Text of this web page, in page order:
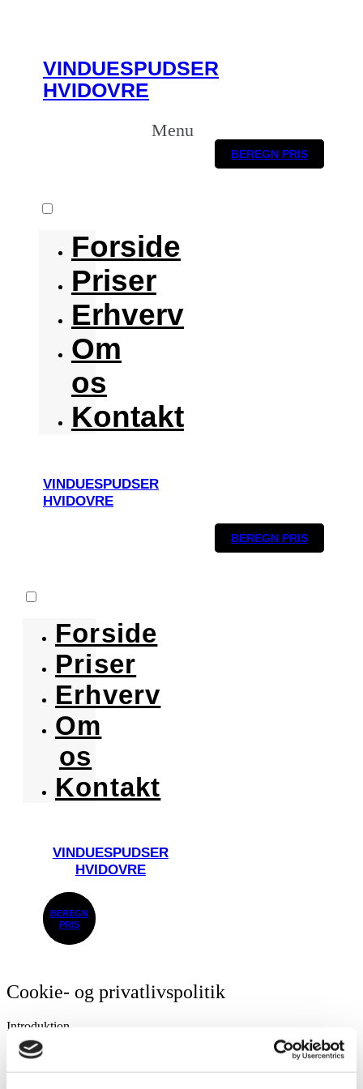
VINDUESPUDSER
HVIDOVRE
Menu
BEREGN PRIS
Forside
Priser
Erhverv
Om
os
Kontakt
VINDUESPUDSER
HVIDOVRE
BEREGN PRIS
Forside
Priser
Erhverv
Om
os
Kontakt
VINDUESPUDSER
HVIDOVRE
BEREGN
PRIS
Cookie- og privatlivspolitik
Introduktion
Når du besøger vores website indsamles der oplysninger om dig,